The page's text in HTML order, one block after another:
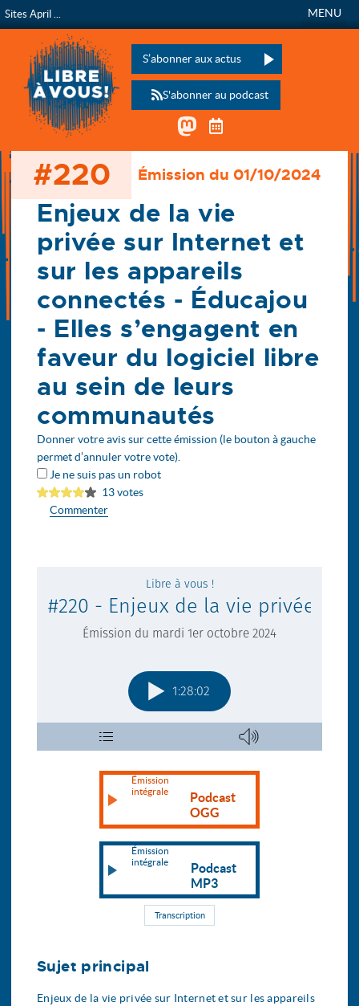
Libre à vous !
L’émission de radio
MENU
S’abonner aux actus
Veuillez laisser ce champ vide :
Mastodon
S'abonner au podcast
Accueil
Les émissions
#220 Émission du 01/10/2024
Enjeux de la vie
privée sur Internet et
sur les appareils
connectés - Éducajou
- Elles s’engagent en
faveur du logiciel libre
au sein de leurs
communautés
Donner votre avis sur cette émission (le bouton à gauche
permet d’annuler votre vote).
Je ne suis pas un robot
13 votes
Commenter
Émission
intégrale
Podcast
OGG
Émission
intégrale
Podcast
MP3
Transcription
Sujet principal
Enjeux de la vie privée sur Internet et sur les appareils
Sites April ...